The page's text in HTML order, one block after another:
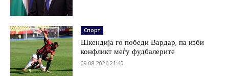
Спорт
Шкендија го победи Вардар, па изби
конфликт меѓу фудбалерите
09.08.2026 21:40